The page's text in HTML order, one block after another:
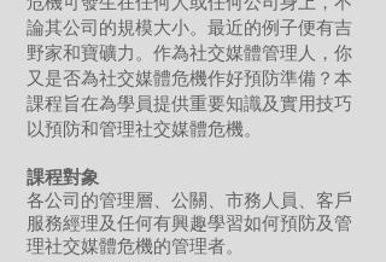
論其公司的規模大小。最近的例子便有吉
野家和寶礦力。作為社交媒體管理人，你
又是否為社交媒體危機作好預防準備？本
課程旨在為學員提供重要知識及實用技巧
以預防和管理社交媒體危機。
課程對象
各公司的管理層、公關、市務人員、客戶
服務經理及任何有興趣學習如何預防及管
理社交媒體危機的管理者。